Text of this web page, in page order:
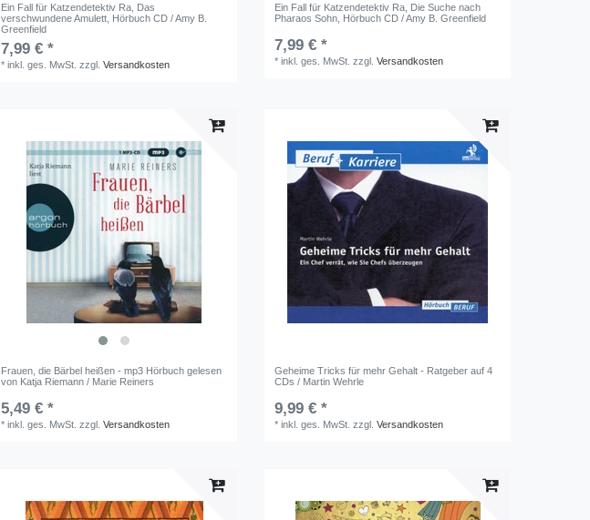
Ein Fall für Katzendetektiv Ra, Das
verschwundene Amulett, Hörbuch CD / Amy B.
Greenfield
7,99 € *
*inkl. ges. MwSt. zzgl.Versandkosten
Ein Fall für Katzendetektiv Ra, Die Suche nach
Pharaos Sohn, Hörbuch CD / Amy B. Greenfield
7,99 € *
*inkl. ges. MwSt. zzgl.Versandkosten
Frauen, die Bärbel heißen - mp3 Hörbuch gelesen
von Katja Riemann / Marie Reiners
5,49 € *
*inkl. ges. MwSt. zzgl.Versandkosten
Geheime Tricks für mehr Gehalt - Ratgeber auf 4
CDs / Martin Wehrle
9,99 € *
*inkl. ges. MwSt. zzgl.Versandkosten